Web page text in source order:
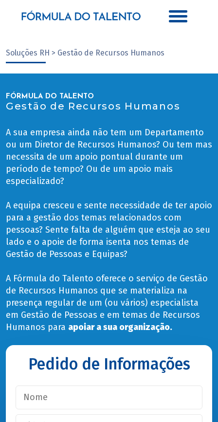
Soluções RH > Gestão de Recursos Humanos
FÓRMULA DO TALENTO
Gestão de Recursos Humanos
A sua empresa ainda não tem um Departamento
ou um Diretor de Recursos Humanos? Ou tem mas
necessita de um apoio pontual durante um
período de tempo? Ou de um apoio mais
especializado?
A equipa cresceu e sente necessidade de ter apoio
para a gestão dos temas relacionados com
pessoas? Sente falta de alguém que esteja ao seu
lado e o apoie de forma isenta nos temas de
Gestão de Pessoas e Equipas?
A Fórmula do Talento oferece o serviço de Gestão
de Recursos Humanos que se materializa na
presença regular de um (ou vários) especialista
em Gestão de Pessoas e em temas de Recursos
Humanos para apoiar a sua organização.
Pedido de Informações